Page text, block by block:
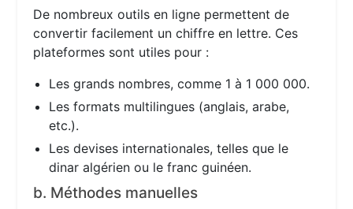
De nombreux outils en ligne permettent de
convertir facilement un chiffre en lettre. Ces
plateformes sont utiles pour :
Les grands nombres, comme 1 à 1 000 000.
Les formats multilingues (anglais, arabe,
etc.).
Les devises internationales, telles que le
dinar algérien ou le franc guinéen.
b. Méthodes manuelles